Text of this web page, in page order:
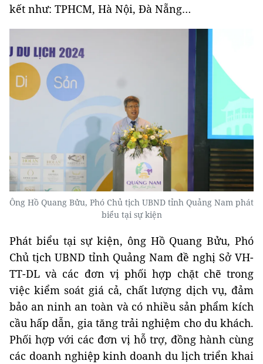
kết như: TPHCM, Hà Nội, Đà Nẵng…
Ông Hồ Quang Bửu, Phó Chủ tịch UBND tỉnh Quảng Nam phát
biểu tại sự kiện
Phát biểu tại sự kiện, ông Hồ Quang Bửu, Phó
Chủ tịch UBND tỉnh Quảng Nam đề nghị Sở VH-
TT-DL và các đơn vị phối hợp chặt chẽ trong
việc kiểm soát giá cả, chất lượng dịch vụ, đảm
bảo an ninh an toàn và có nhiều sản phẩm kích
cầu hấp dẫn, gia tăng trải nghiệm cho du khách.
Phối hợp với các đơn vị hỗ trợ, đồng hành cùng
các doanh nghiệp kinh doanh du lịch triển khai